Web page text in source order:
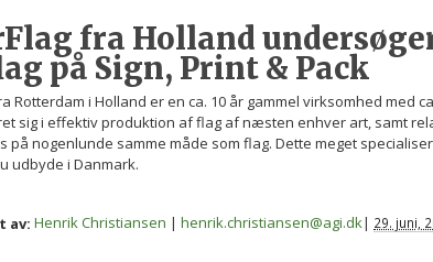
fra Holland
på Sign, Print & Pack
Rotterdam i Holland er en ca. 10 år gammel virksomhed med
sig i effektiv produktion af flag af næsten enhver art, samt
på nogenlunde samme måde som flag. Dette meget
udbyde i Danmark.
av: Henrik Christiansen | henrik.christiansen@agi.dk| 29. juni,